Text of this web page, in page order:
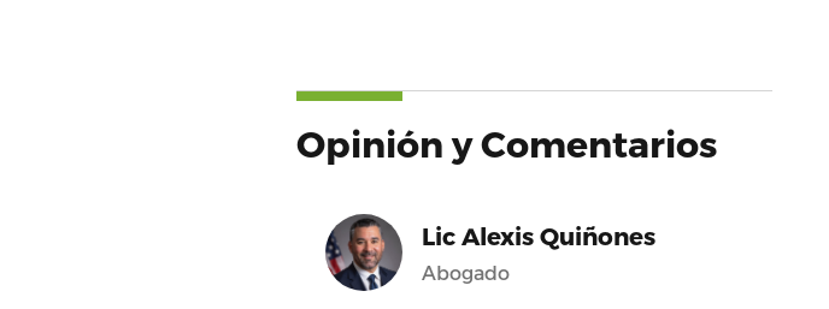
Opinión y Comentarios
Lic Alexis Quiñones
Abogado